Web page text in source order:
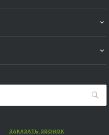
ЗАКАЗАТЬ ЗВОНОК